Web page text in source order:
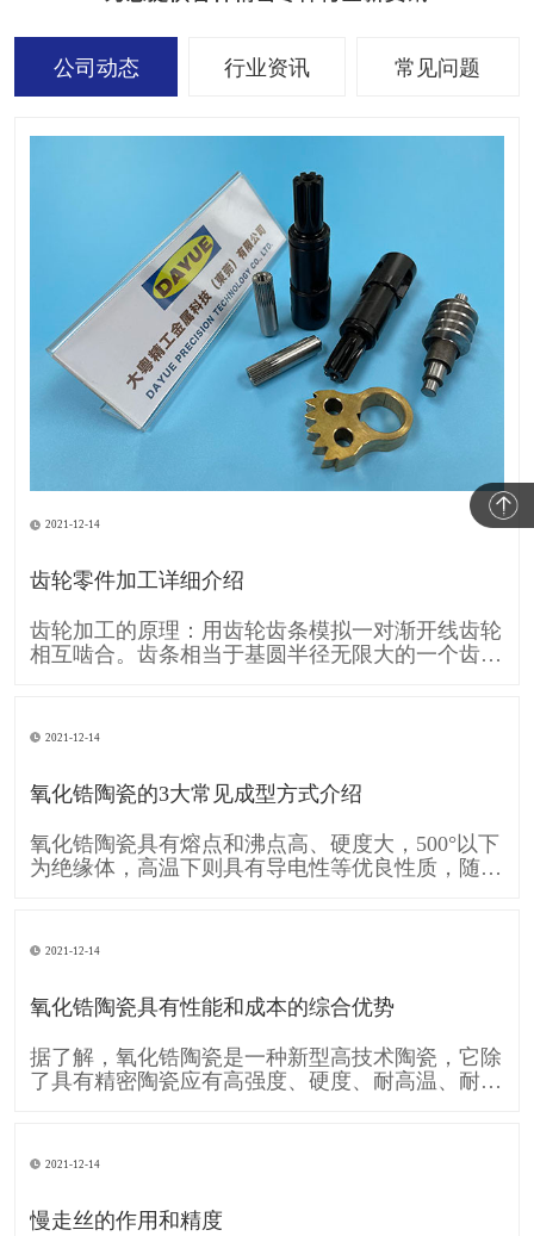
公司动态 行业资讯 常见问题
2021-12-14
齿轮零件加工详细介绍
齿轮加工的原理：用齿轮齿条模拟一对渐开线齿轮
相互啮合。齿条相当于基圆半径无限大的一个齿
的运动。可见形成齿廓渐开线的运动是由刀具运动
A和工件运动B复合而成的。单纯的直线移动A和单
2021-12-14
氧化锆陶瓷的3大常见成型方式介绍
氧化锆陶瓷具有熔点和沸点高、硬度大，500°以下
为绝缘体，高温下则具有导电性等优良性质，随着
常见成型方式： 一、注浆成型 注浆成型是氧化锆
陶瓷使用较早的成型方法，注浆成型的成型过程包
2021-12-14
氧化锆陶瓷具有性能和成本的综合优势
据了解，氧化锆陶瓷是一种新型高技术陶瓷，它除
了具有精密陶瓷应有高强度、硬度、耐高温、耐酸
像是轴封轴承、切削组件、模具、汽车零件等，甚
至可用于人体，像是人工关节当中。 消费电子领
2021-12-14
慢走丝的作用和精度